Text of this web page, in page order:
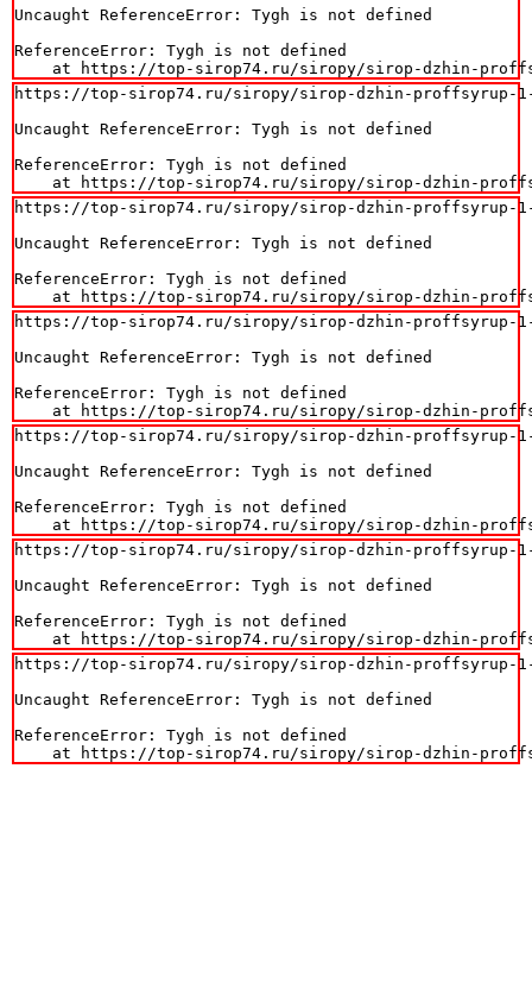
Uncaught ReferenceError: Tygh is not defined
ReferenceError: Tygh is not defined
at https://top-sirop74.ru/siropy/sirop-dzhin-
https://top-sirop74.ru/siropy/sirop-dzhin-proffsyrup-
Uncaught ReferenceError: Tygh is not defined
ReferenceError: Tygh is not defined
at https://top-sirop74.ru/siropy/sirop-dzhin-
https://top-sirop74.ru/siropy/sirop-dzhin-proffsyrup-
Uncaught ReferenceError: Tygh is not defined
ReferenceError: Tygh is not defined
at https://top-sirop74.ru/siropy/sirop-dzhin-
https://top-sirop74.ru/siropy/sirop-dzhin-proffsyrup-
Uncaught ReferenceError: Tygh is not defined
ReferenceError: Tygh is not defined
at https://top-sirop74.ru/siropy/sirop-dzhin-
https://top-sirop74.ru/siropy/sirop-dzhin-proffsyrup-
Uncaught ReferenceError: Tygh is not defined
ReferenceError: Tygh is not defined
at https://top-sirop74.ru/siropy/sirop-dzhin-
https://top-sirop74.ru/siropy/sirop-dzhin-proffsyrup-
Uncaught ReferenceError: Tygh is not defined
ReferenceError: Tygh is not defined
at https://top-sirop74.ru/siropy/sirop-dzhin-
https://top-sirop74.ru/siropy/sirop-dzhin-proffsyrup-
Uncaught ReferenceError: Tygh is not defined
ReferenceError: Tygh is not defined
at https://top-sirop74.ru/siropy/sirop-dzhin-